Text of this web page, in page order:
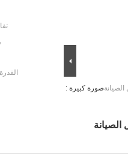
صورة كبيرة :